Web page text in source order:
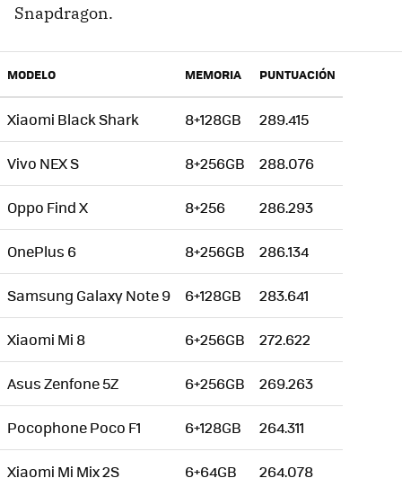
Snapdragon.
MODELO MEMORIA PUNTUACIÓN
Xiaomi Black Shark 8+128GB 289.415
Vivo NEX S 8+256GB 288.076
Oppo Find X 8+256 286.293
OnePlus 6 8+256GB 286.134
Samsung Galaxy Note 9 6+128GB 283.641
Xiaomi Mi 8 6+256GB 272.622
Asus Zenfone 5Z 6+256GB 269.263
Pocophone Poco F1 6+128GB 264.311
Xiaomi Mi Mix 2S 6+64GB 264.078